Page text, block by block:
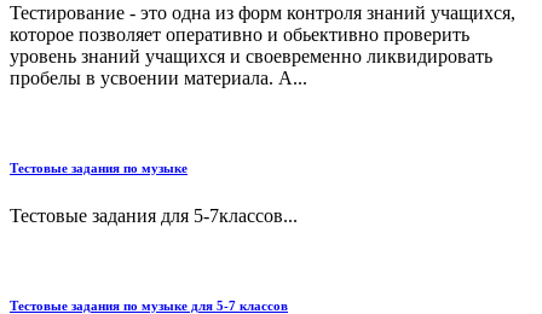
Тестирование - это одна из форм контроля знаний учащихся,
которое позволяет оперативно и обьективно проверить
уровень знаний учащихся и своевременно ликвидировать
пробелы в усвоении материала. А...
Тестовые задания по музыке
Тестовые задания для 5-7классов...
Тестовые задания по музыке для 5-7 классов